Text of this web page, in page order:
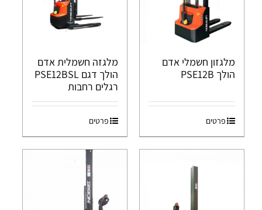
מלגזון חשמלי אדם
הולך PSE12B
פרטים
מלגזה חשמלית אדם
הולך דגם PSE12BSL
רגלים רחבות
פרטים